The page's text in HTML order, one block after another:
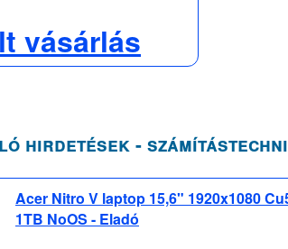
vásárlás
hirdetések -
Acer Nitro V laptop 15,6" 1920x1080
1TB NoOS - Eladó